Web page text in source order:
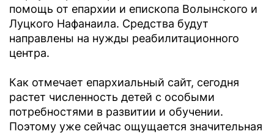
помощь от епархии и епископа Волынского и
Луцкого Нафанаила. Средства будут
направлены на нужды реабилитационного
центра.
Как отмечает епархиальный сайт, сегодня
растет численность детей с особыми
потребностями в развитии и обучении.
Поэтому уже сейчас ощущается значительная